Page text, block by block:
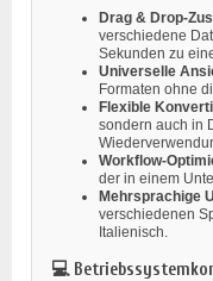
Drag & Drop-
verschiedene
Sekunden zu
Universelle
Formaten ohne
Flexible
sondern auch in
Workflow-
der in einem
Mehrsprachige
verschiedenen
Italienisch.
💻